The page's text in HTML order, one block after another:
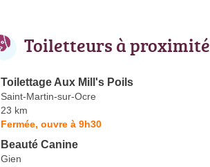
Toiletteurs à proximité
Toilettage Aux Mill's Poils
Saint-Martin-sur-Ocre
23 km
Fermée, ouvre à 9h30
Beauté Canine
Gien